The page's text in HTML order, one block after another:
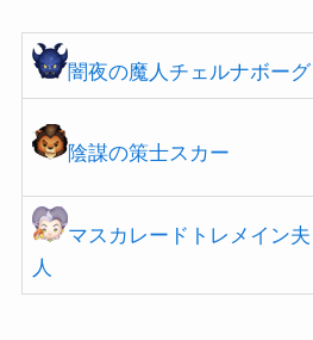
闇夜の魔人チェルナボーグ
陰謀の策士スカー
マスカレードトレメイン夫
人